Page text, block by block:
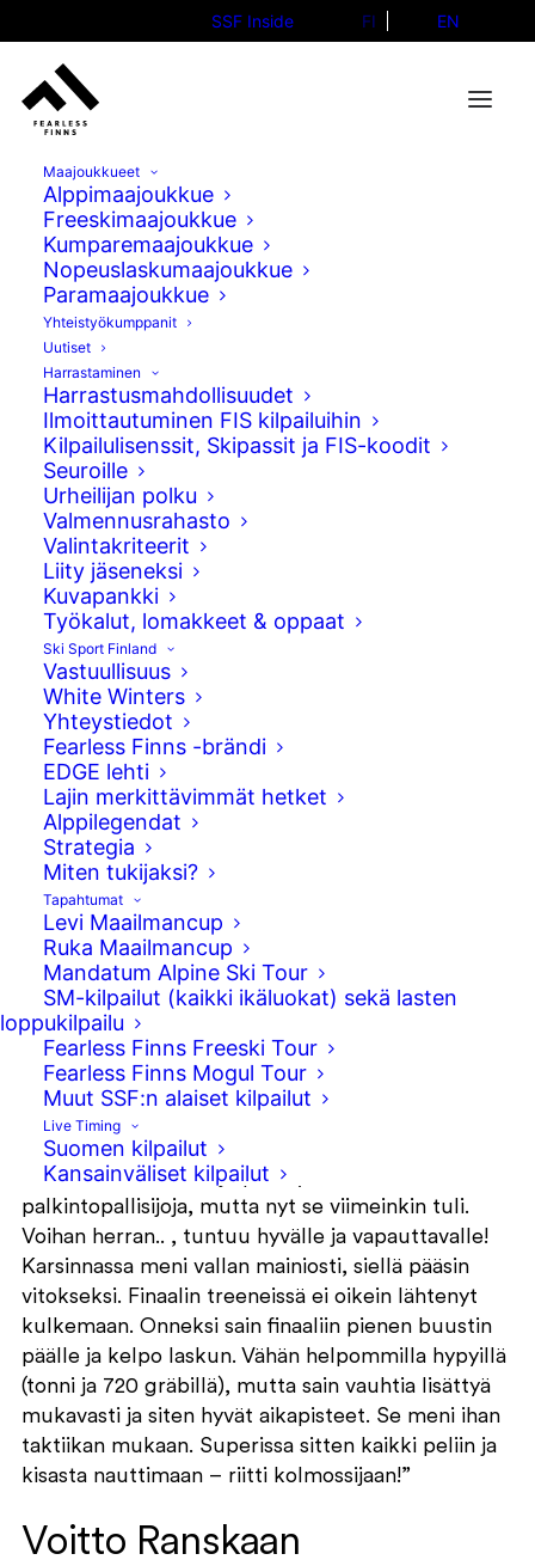
SSF Inside FI EN
Maajoukkueet
Alppimaajoukkue
Freeskimaajoukkue
Kumparemaajoukkue
Nopeuslaskumaajoukkue
Paramaajoukkue
Yhteistyökumppanit
Uutiset
Harrastaminen
Harrastusmahdollisuudet
Ilmoittautuminen FIS kilpailuihin
Kilpailulisenssit, Skipassit ja FIS-koodit
Seuroille
Urheilijan polku
Valmennusrahasto
Valintakriteerit
Liity jäseneksi
Kuvapankki
Työkalut, lomakkeet & oppaat
Ski Sport Finland
Vastuullisuus
White Winters
Yhteystiedot
Fearless Finns -brändi
EDGE lehti
Lajin merkittävimmät hetket
Alppilegendat
Strategia
Miten tukijaksi?
Tapahtumat
Levi Maailmancup
Ruka Maailmancup
Mandatum Alpine Ski Tour
SM-kilpailut (kaikki ikäluokat) sekä lasten
loppukilpailu
Fearless Finns Freeski Tour
Fearless Finns Mogul Tour
Muut SSF:n alaiset kilpailut
Live Timing
Suomen kilpailut
Kansainväliset kilpailut
Severi Vierelä kolmas
Georgian kumpareikossa!
20.12.2024
Georgian Bakurianissa kisattiin tänään
kumpareiden maailmancupin osakilpailu.
Suomalaista laskijoista finaaliin (top16) laski
Severi Vierelä. Hän raivasi tiensä myös
superfinaaliin (top6), jossa hän laski
kolmanneksi. Kyseessä on Vierelän
ensimmäinen palkintopallipaikka!
Eloisa Vierelä oli luonnollisesti erittäin iloinen
kolmannesta sijastaan.
”Tällä kaudella olen jo päässyt hivuttelemaan
palkintopallisijoja, mutta nyt se viimeinkin tuli.
Voihan herran.. , tuntuu hyvälle ja vapauttavalle!
Karsinnassa meni vallan mainiosti, siellä pääsin
vitokseksi. Finaalin treeneissä ei oikein lähtenyt
kulkemaan. Onneksi sain finaaliin pienen buustin
päälle ja kelpo laskun. Vähän helpommilla hypyillä
(tonni ja 720 gräbillä), mutta sain vauhtia lisättyä
mukavasti ja siten hyvät aikapisteet. Se meni ihan
taktiikan mukaan. Superissa sitten kaikki peliin ja
kisasta nauttimaan – riitti kolmossijaan!”
Voitto Ranskaan